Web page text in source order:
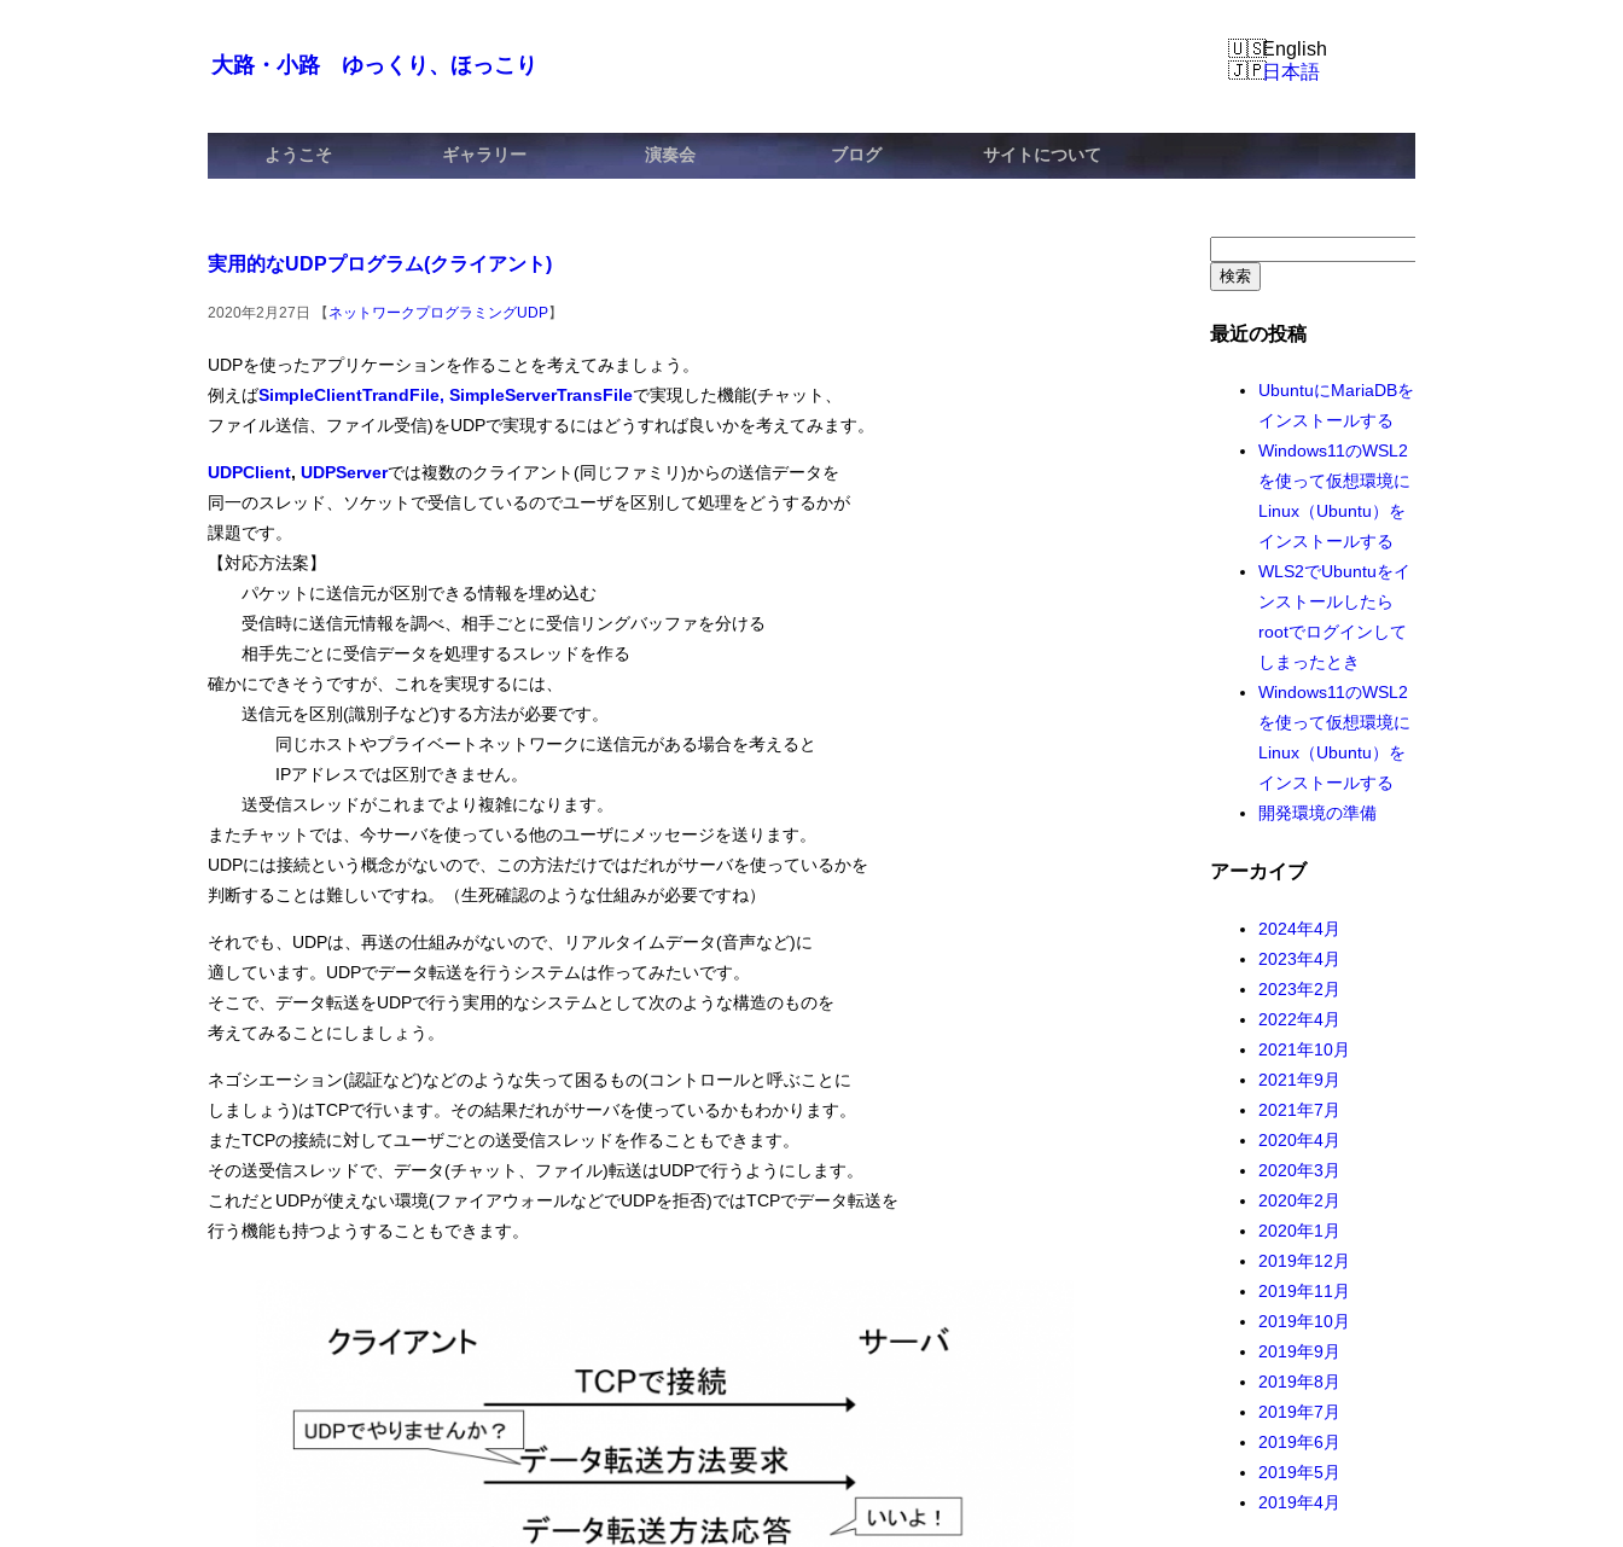
大路・小路 ゆっくり、ほっこり
English
日本語
ようこそ ギャラリー 演奏会 ブログ サイトについて
実用的なUDPプログラム(クライアント)
2020年2月27日 【ネットワークプログラミングUDP】
UDPを使ったアプリケーションを作ることを考えてみましょう。
例えばSimpleClientTrandFile, SimpleServerTransFileで実現した機能(チャット、
ファイル送信、ファイル受信)をUDPで実現するにはどうすれば良いかを考えてみます。
UDPClient, UDPServerでは複数のクライアント(同じファミリ)からの送信データを
同一のスレッド、ソケットで受信しているのでユーザを区別して処理をどうするかが
課題です。
【対応方法案】
パケットに送信元が区別できる情報を埋め込む
受信時に送信元情報を調べ、相手ごとに受信リングバッファを分ける
相手先ごとに受信データを処理するスレッドを作る
確かにできそうですが、これを実現するには、
送信元を区別(識別子など)する方法が必要です。
同じホストやプライベートネットワークに送信元がある場合を考えると
IPアドレスでは区別できません。
送受信スレッドがこれまでより複雑になります。
またチャットでは、今サーバを使っている他のユーザにメッセージを送ります。
UDPには接続という概念がないので、この方法だけではだれがサーバを使っているかを
判断することは難しいですね。（生死確認のような仕組みが必要ですね）
それでも、UDPは、再送の仕組みがないので、リアルタイムデータ(音声など)に
適しています。UDPでデータ転送を行うシステムは作ってみたいです。
そこで、データ転送をUDPで行う実用的なシステムとして次のような構造のものを
考えてみることにしましょう。
ネゴシエーション(認証など)などのような失って困るもの(コントロールと呼ぶことに
しましょう)はTCPで行います。その結果だれがサーバを使っているかもわかります。
またTCPの接続に対してユーザごとの送受信スレッドを作ることもできます。
その送受信スレッドで、データ(チャット、ファイル)転送はUDPで行うようにします。
これだとUDPが使えない環境(ファイアウォールなどでUDPを拒否)ではTCPでデータ転送を
行う機能も持つようすることもできます。
索:
最近の投稿
UbuntuにMariaDBを
インストールする
Windows11のWSL2
を使って仮想環境に
Linux（Ubuntu）を
インストールする
WLS2でUbuntuをイ
ンストールしたら
rootでログインして
しまったとき
Windows11のWSL2
を使って仮想環境に
Linux（Ubuntu）を
インストールする
開発環境の準備
アーカイブ
2024年4月
2023年4月
2023年2月
2022年4月
2021年10月
2021年9月
2021年7月
2020年4月
2020年3月
2020年2月
2020年1月
2019年12月
2019年11月
2019年10月
2019年9月
2019年8月
2019年7月
2019年6月
2019年5月
2019年4月